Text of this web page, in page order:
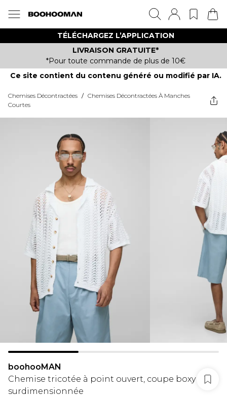
TÉLÉCHARGEZ L’APPLICATION
LIVRAISON GRATUITE*
*Pour toute commande de plus de 10€
Ce site contient du contenu généré ou modifié par IA.
Chemises Décontractées / Chemises Décontractées À Manches
Courtes
boohooMAN
Chemise tricotée à point ouvert, coupe boxy
surdimensionnée